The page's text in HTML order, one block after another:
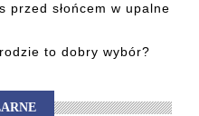
przed słońcem w upalne
to dobry wybór?